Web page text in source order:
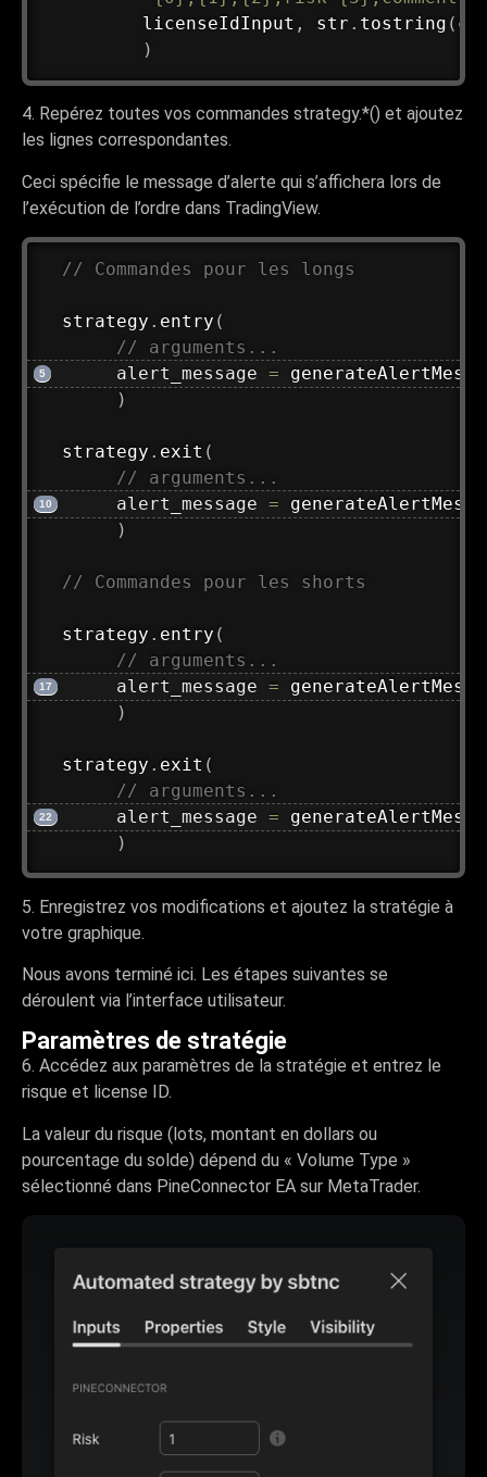
         licenseIdInput
, str . tostring (
)
4. Repérez toutes vos commandes strategy.*() et ajoutez
les lignes correspondantes.
Ceci spécifie le message d’alerte qui s’affichera lors de
l’exécution de l’ordre dans TradingView.
// Commandes pour les longs
strategy . entry (
// arguments...
     alert_message
=
)
strategy . exit (
// arguments...
     alert_message
=
)
// Commandes pour les shorts
strategy . entry (
// arguments...
     alert_message
=
)
strategy . exit (
// arguments...
     alert_message
=
)
5. Enregistrez vos modifications et ajoutez la stratégie à
votre graphique.
Nous avons terminé ici. Les étapes suivantes se
déroulent via l’interface utilisateur.
Paramètres de stratégie
6. Accédez aux paramètres de la stratégie et entrez le
risque et license ID.
La valeur du risque (lots, montant en dollars ou
pourcentage du solde) dépend du « Volume Type »
sélectionné dans PineConnector EA sur MetaTrader.